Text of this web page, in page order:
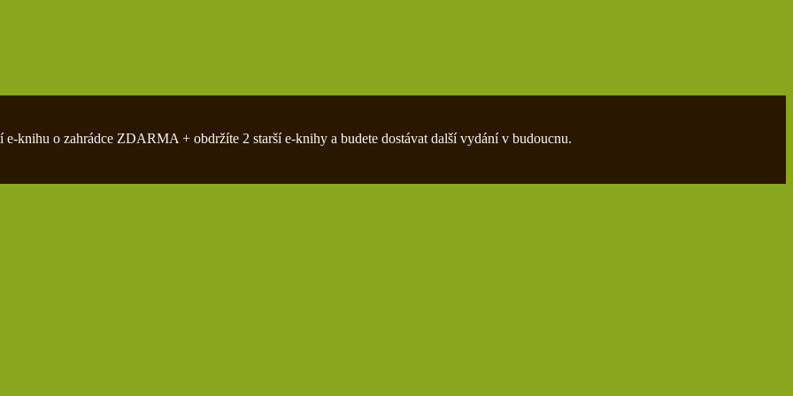
knihu o zahrádce ZDARMA + obdržíte 2 starší e-knihy a budete dostávat další vydání v budoucnu.